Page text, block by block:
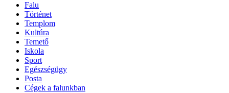
Falu
Történet
Templom
Kultúra
Temető
Iskola
Sport
Egészségügy
Posta
Cégek a falunkban